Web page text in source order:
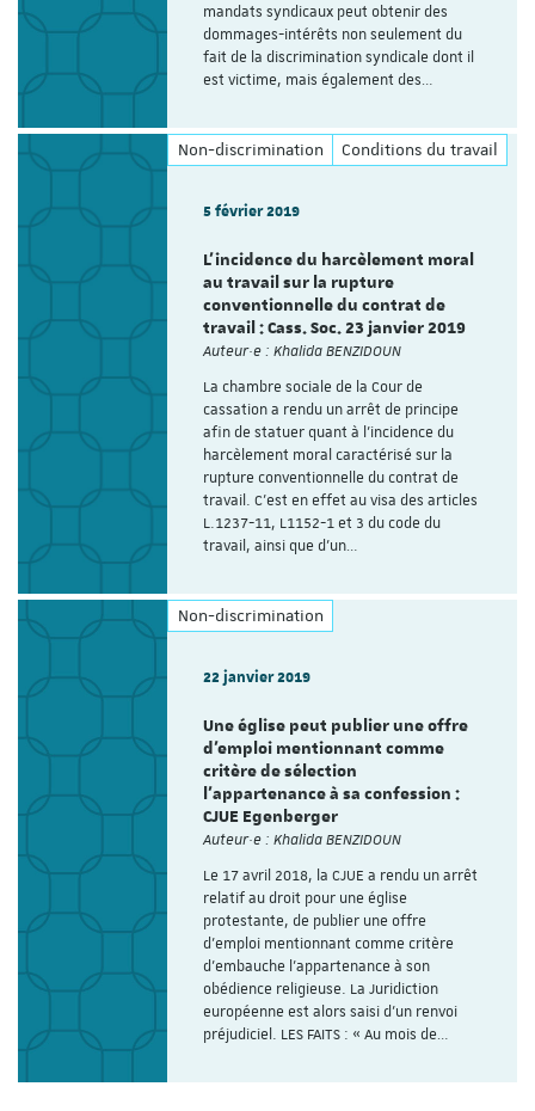
mandats syndicaux peut obtenir des
dommages-intérêts non seulement du
fait de la discrimination syndicale dont il
est victime, mais également des…
Non-discrimination Conditions du travail
5 février 2019
L’incidence du harcèlement moral
au travail sur la rupture
conventionnelle du contrat de
travail : Cass. Soc. 23 janvier 2019
Auteur·e : Khalida BENZIDOUN
La chambre sociale de la Cour de
cassation a rendu un arrêt de principe
afin de statuer quant à l’incidence du
harcèlement moral caractérisé sur la
rupture conventionnelle du contrat de
travail. C’est en effet au visa des articles
L.1237-11, L1152-1 et 3 du code du
travail, ainsi que d’un…
Non-discrimination
22 janvier 2019
Une église peut publier une offre
d’emploi mentionnant comme
critère de sélection
l’appartenance à sa confession :
CJUE Egenberger
Auteur·e : Khalida BENZIDOUN
Le 17 avril 2018, la CJUE a rendu un arrêt
relatif au droit pour une église
protestante, de publier une offre
d’emploi mentionnant comme critère
d’embauche l’appartenance à son
obédience religieuse. La Juridiction
européenne est alors saisi d’un renvoi
préjudiciel. LES FAITS : « Au mois de…